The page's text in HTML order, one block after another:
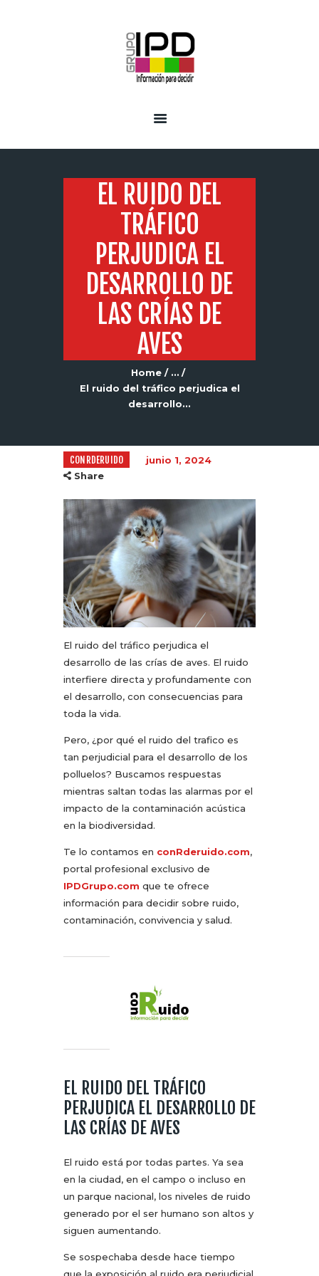
EL RUIDO DEL
TRÁFICO
PERJUDICA EL
DESARROLLO DE
LAS CRÍAS DE
AVES
Home
...
El ruido del tráfico perjudica el
desarrollo...
CONRDERUIDO
junio 1, 2024
Share
El ruido del tráfico perjudica el
desarrollo de las crías de aves. El ruido
interfiere directa y profundamente con
el desarrollo, con consecuencias para
toda la vida.
Pero, ¿por qué el ruido del trafico es
tan perjudicial para el desarrollo de los
polluelos? Buscamos respuestas
mientras saltan todas las alarmas por el
impacto de la contaminación acústica
en la biodiversidad.
Te lo contamos en conRderuido.com,
portal profesional exclusivo de
IPDGrupo.com que te ofrece
información para decidir sobre ruido,
contaminación, convivencia y salud.
EL RUIDO DEL TRÁFICO
PERJUDICA EL DESARROLLO DE
LAS CRÍAS DE AVES
El ruido está por todas partes. Ya sea
en la ciudad, en el campo o incluso en
un parque nacional, los niveles de ruido
generado por el ser humano son altos y
siguen aumentando.
Se sospechaba desde hace tiempo
que la exposición al ruido era perjudicial